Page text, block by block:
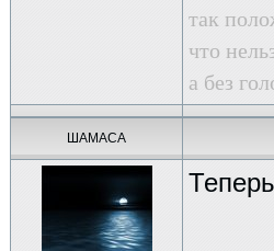
так
что
а без
ШАМАСА